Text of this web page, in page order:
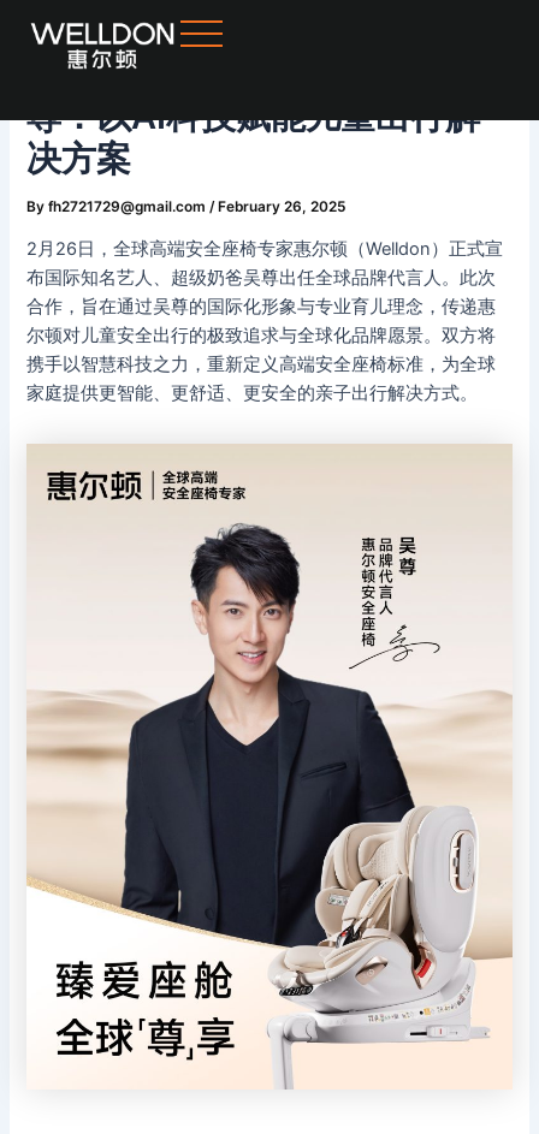
惠尔顿安全座椅官宣代言人吴
尊：以AI科技赋能儿童出行解
决方案
Byfh2721729@gmail.com /February 26, 2025
2月26日，全球高端安全座椅专家惠尔顿（Welldon）正式宣
布国际知名艺人、超级奶爸吴尊出任全球品牌代言人。此次
合作，旨在通过吴尊的国际化形象与专业育儿理念，传递惠
尔顿对儿童安全出行的极致追求与全球化品牌愿景。双方将
携手以智慧科技之力，重新定义高端安全座椅标准，为全球
家庭提供更智能、更舒适、更安全的亲子出行解决方式。
navigation